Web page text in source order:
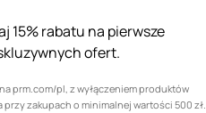
15% rabatu na pierwsze
ofert.
prm.com/pl, z wyłączeniem produktów
przy zakupach o minimalnej wartości 500 zł.